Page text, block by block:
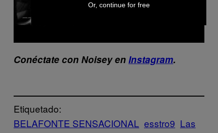
Conéctate con Noisey en Instagram.
Etiquetado:
BELAFONTE SENSACIONAL esstro9 Las
Or, continue for free